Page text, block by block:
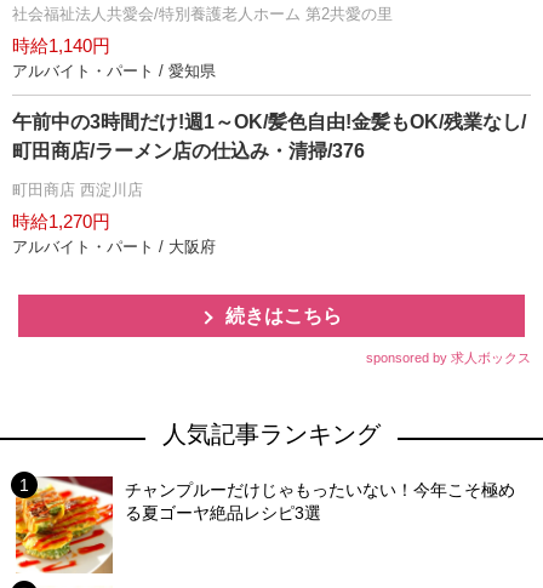
社会福祉法人共愛会/特別養護老人ホーム 第2共愛の里
時給1,140円
アルバイト・パート / 愛知県
午前中の3時間だけ!週1～OK/髪色自由!金髪もOK/残業なし/
町田商店/ラーメン店の仕込み・清掃/376
町田商店 西淀川店
時給1,270円
アルバイト・パート / 大阪府
続きはこちら
sponsored by 求人ボックス
人気記事ランキング
チャンプルーだけじゃもったいない！今年こそ極め
る夏ゴーヤ絶品レシピ3選